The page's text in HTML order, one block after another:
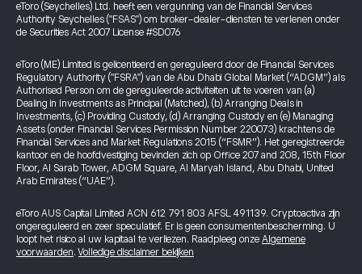
eToro (Seychelles) Ltd. heeft een vergunning van de Financial Services
Authority Seychelles ("FSAS") om broker-dealer-diensten te verlenen onder
de Securities Act 2007 License #SD076
eToro (ME) Limited is gelicentieerd en gereguleerd door de Financial Services
Regulatory Authority ("FSRA") van de Abu Dhabi Global Market (“ADGM”) als
Authorised Person om de gereguleerde activiteiten uit te voeren van (a)
Dealing in Investments as Principal (Matched), (b) Arranging Deals in
Investments, (c) Providing Custody, (d) Arranging Custody en (e) Managing
Assets (onder Financial Services Permission Number 220073) krachtens de
Financial Services and Market Regulations 2015 (“FSMR”). Het geregistreerde
kantoor en de hoofdvestiging bevinden zich op Office 207 and 208, 15th Floor
Floor, Al Sarab Tower, ADGM Square, Al Maryah Island, Abu Dhabi, United
Arab Emirates (“UAE”).
eToro AUS Capital Limited ACN 612 791 803 AFSL 491139. Cryptoactiva zijn
ongereguleerd en zeer speculatief. Er is geen consumentenbescherming. U
loopt het risico al uw kapitaal te verliezen. Raadpleeg onze Algemene
voorwaarden.Volledige disclaimer bekijken